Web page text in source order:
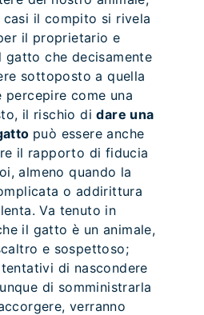
il compito si rivela
il proprietario e
gatto che decisamente
sottoposto a quella
percepire come una
il rischio didare una
può essere anche
il rapporto di fiducia
almeno quando la
o addirittura
Va tenuto in
il gatto è un animale,
e sospettoso;
di nascondere
di somministrarla
verranno